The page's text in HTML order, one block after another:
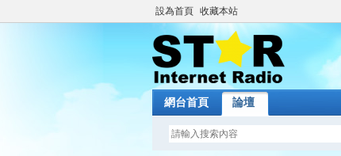
設為首頁 收藏本站
網台首頁 論壇